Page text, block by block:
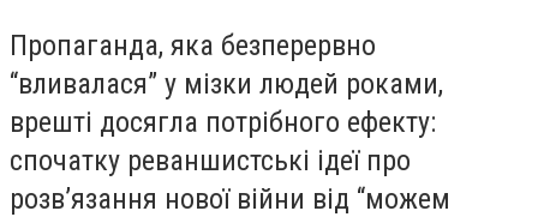
Пропаганда, яка безперервно
“вливалася” у мізки людей роками,
врешті досягла потрібного ефекту:
спочатку реваншистські ідеї про
розвʼязання нової війни від “можем